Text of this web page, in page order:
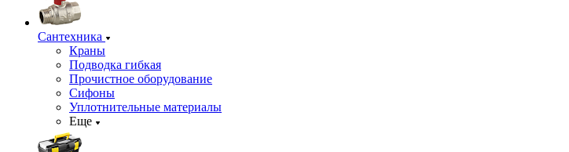
Сантехника
Краны
Подводка гибкая
Прочистное оборудование
Сифоны
Уплотнительные материалы
Еще